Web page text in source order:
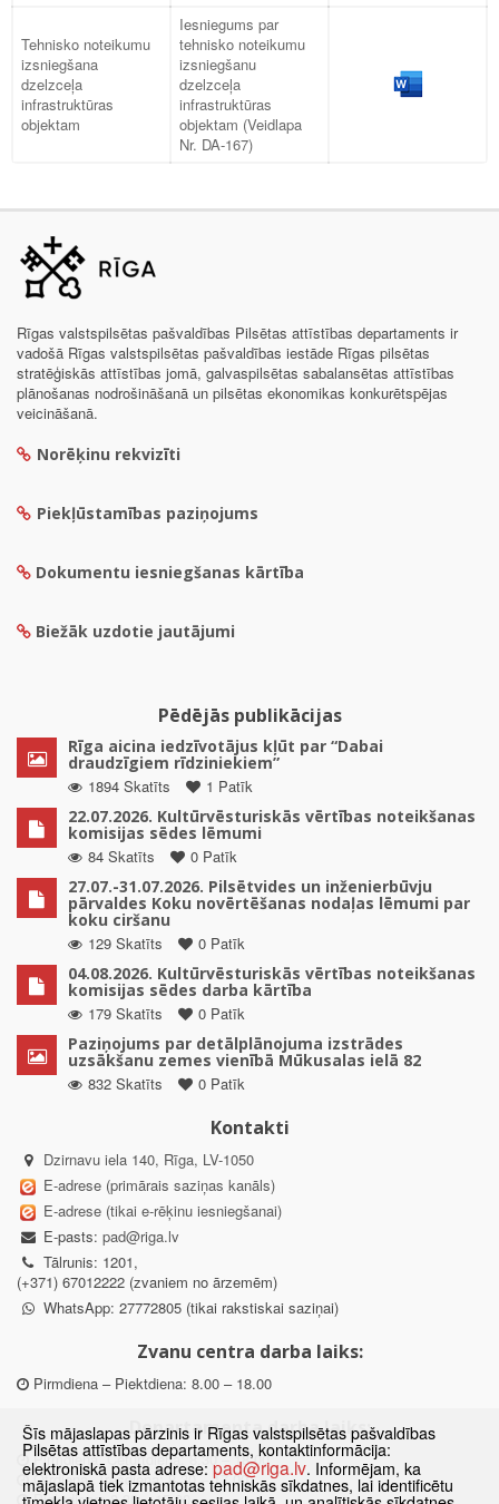
Tehnisko noteikumu
izsniegšana
dzelzceļa
infrastruktūras
objektam
Iesniegums par
tehnisko noteikumu
izsniegšanu
dzelzceļa
infrastruktūras
objektam (Veidlapa
Nr. DA-167)
Rīgas valstspilsētas pašvaldības Pilsētas attīstības departaments ir
vadošā Rīgas valstspilsētas pašvaldības iestāde Rīgas pilsētas
stratēģiskās attīstības jomā, galvaspilsētas sabalansētas attīstības
plānošanas nodrošināšanā un pilsētas ekonomikas konkurētspējas
veicināšanā.
Norēķinu rekvizīti
Piekļūstamības paziņojums
Dokumentu iesniegšanas kārtība
Biežāk uzdotie jautājumi
Pēdējās publikācijas
Rīga aicina iedzīvotājus kļūt par “Dabai
draudzīgiem rīdziniekiem”
1894 Skatīts
1 Patīk
22.07.2026. Kultūrvēsturiskās vērtības noteikšanas
komisijas sēdes lēmumi
84 Skatīts
0 Patīk
27.07.-31.07.2026. Pilsētvides un inženierbūvju
pārvaldes Koku novērtēšanas nodaļas lēmumi par
koku ciršanu
129 Skatīts
0 Patīk
04.08.2026. Kultūrvēsturiskās vērtības noteikšanas
komisijas sēdes darba kārtība
179 Skatīts
0 Patīk
Paziņojums par detālplānojuma izstrādes
uzsākšanu zemes vienībā Mūkusalas ielā 82
832 Skatīts
0 Patīk
Kontakti
Dzirnavu iela 140, Rīga, LV-1050
E-adrese (primārais saziņas kanāls)
E-adrese (tikai e-rēķinu iesniegšanai)
E-pasts: pad@riga.lv
Tālrunis: 1201,
(+371) 67012222 (zvaniem no ārzemēm)
WhatsApp: 27772805 (tikai rakstiskai saziņai)
Zvanu centra darba laiks:
Pirmdiena – Piektdiena: 8.00 – 18.00
Departamenta darba laiks:
Pirmdiena, Ceturtdiena: 8.30 – 18.00
Otrdiena, Trešdiena: 8.30 – 17.00
Piektdiena: 8.30 – 15.00
Šīs mājaslapas pārzinis ir Rīgas valstspilsētas pašvaldības
Pilsētas attīstības departaments, kontaktinformācija:
elektroniskā pasta adrese: pad@riga.lv. Informējam, ka
mājaslapā tiek izmantotas tehniskās sīkdatnes, lai identificētu